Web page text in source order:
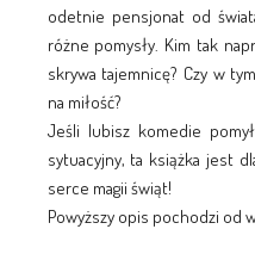
odetnie pensjonat od
różne pomysły. Kim tak
skrywa tajemnicę? Czy w
na miłość?
Jeśli lubisz komedie
sytuacyjny, ta książka jest
serce magii świąt!
Powyższy opis pochodzi od